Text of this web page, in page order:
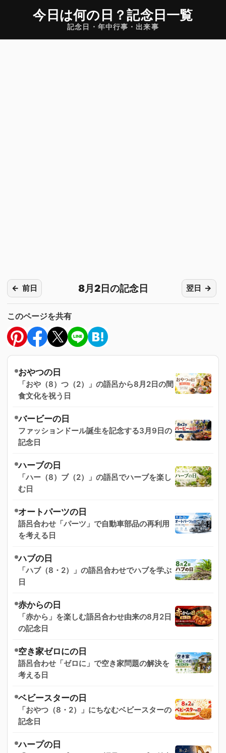
今日は何の日 ？記念日一覧
記念日・年中行事・出来事
前日 8月2日の記念日 翌日
このページを共有
おやつの日
「おや（8）つ（2）」の語呂から8月2日の間
食文化を祝う日
バービーの日
ファッションドール誕生を記念する3月9日の
記念日
ハーブの日
「ハー（8）ブ（2）」の語呂でハーブを楽し
む日
オートパーツの日
語呂合わせ「パーツ」で自動車部品の再利用
を考える日
ハブの日
「ハブ（8・2）」の語呂合わせでハブを学ぶ
日
赤からの日
「赤から」を楽しむ語呂合わせ由来の8月2日
の記念日
空き家ゼロにの日
語呂合わせ「ゼロに」で空き家問題の解決を
考える日
ベビースターの日
「おやつ（8・2）」にちなむベビースターの
記念日
ハープの日